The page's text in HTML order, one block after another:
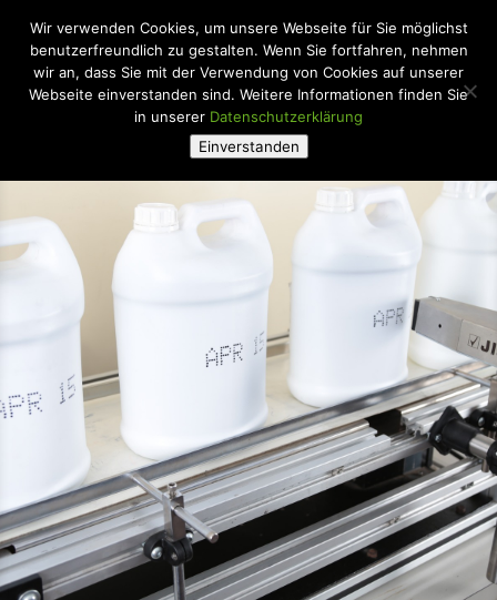
Wir verwenden Cookies, um unsere Webseite für Sie möglichst
benutzerfreundlich zu gestalten. Wenn Sie fortfahren, nehmen
wir an, dass Sie mit der Verwendung von Cookies auf unserer
Webseite einverstanden sind. Weitere Informationen finden Sie
in unserer Datenschutzerklärung
Einverstanden